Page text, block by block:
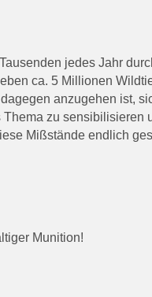
jedes Jahr
ca. 5 Millionen
anzugehen ist,
zu sensibilisieren
Mißstände endlich
Munition!